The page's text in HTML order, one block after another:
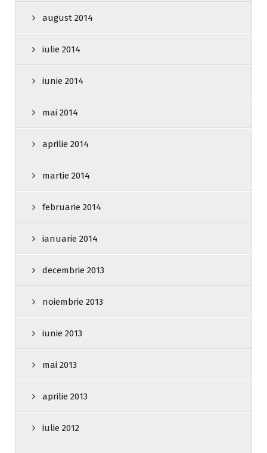
august 2014
iulie 2014
iunie 2014
mai 2014
aprilie 2014
martie 2014
februarie 2014
ianuarie 2014
decembrie 2013
noiembrie 2013
iunie 2013
mai 2013
aprilie 2013
iulie 2012